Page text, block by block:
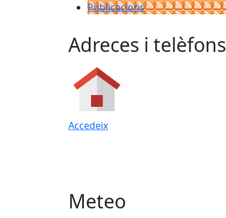
Publicacions
Adreces i telèfons
Accedeix
Meteo